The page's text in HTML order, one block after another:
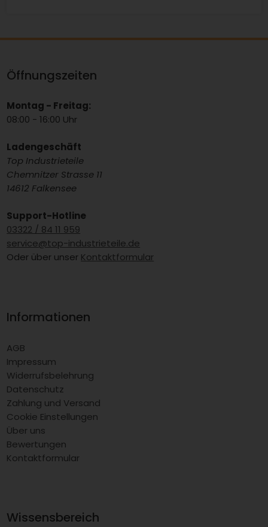
Öffnungszeiten
Montag - Freitag:
08:00 - 16:00 Uhr
Ladengeschäft
Top Industrieteile
Chemnitzer Strasse 11
14612 Falkensee
Support-Hotline
03322 / 84 11 959
service@top-industrieteile.de
Oder über unser Kontaktformular
Informationen
AGB
Impressum
Widerrufsbelehrung
Datenschutz
Zahlung und Versand
Cookie Einstellungen
Über uns
Bewertungen
Kontaktformular
Wissensbereich